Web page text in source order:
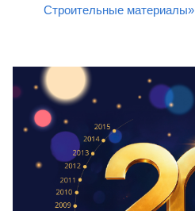
Строительные материалы»